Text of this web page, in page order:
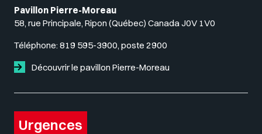
Pavillon Pierre-Moreau
58, rue Principale, Ripon (Québec) Canada J0V 1V0
Téléphone: 819 595-3900, poste 2900
Découvrir le pavillon Pierre-Moreau
Urgences